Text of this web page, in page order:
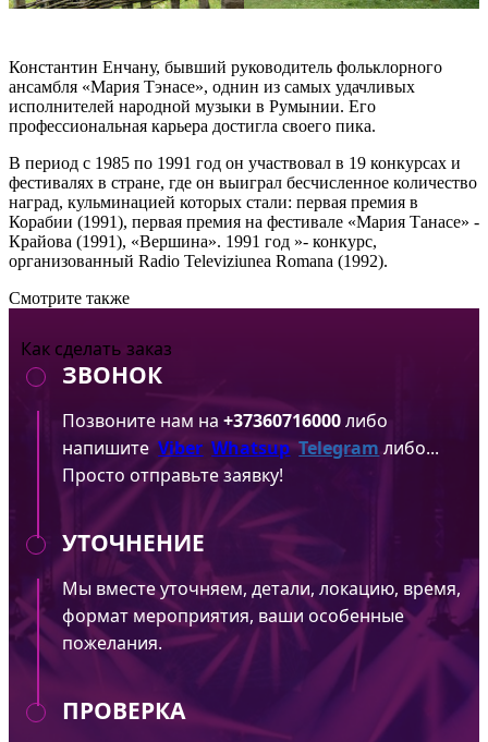
Константин Енчану, бывший руководитель фольклорного
ансамбля «Мария Тэнасе», однин из самых удачливых
исполнителей народной музыки в Румынии. Его
профессиональная карьера достигла своего пика.
В период с 1985 по 1991 год он участвовал в 19 конкурсах и
фестивалях в стране, где он выиграл бесчисленное количество
наград, кульминацией которых стали: первая премия в
Корабии (1991), первая премия на фестивале «Мария Танасе» -
Крайова (1991), «Вершина». 1991 год »- конкурс,
организованный Radio Televiziunea Romana (1992).
Смотрите также
Как сделать заказ
ЗВОНОК
Позвоните нам на+37360716000либо
напишите Viber Whatsup Telegram либо...
Просто отправьте заявку!
УТОЧНЕНИЕ
Мы вместе уточняем, детали, локацию, время,
формат мероприятия, ваши особенные
пожелания.
ПРОВЕРКА